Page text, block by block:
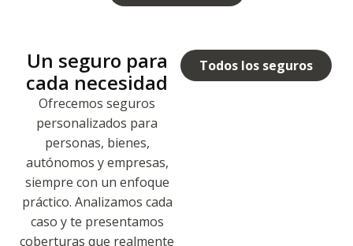
Un seguro para
cada necesidad
Ofrecemos seguros
personalizados para
personas, bienes,
autónomos y empresas,
siempre con un enfoque
práctico. Analizamos cada
caso y te presentamos
coberturas que realmente
Todos los seguros